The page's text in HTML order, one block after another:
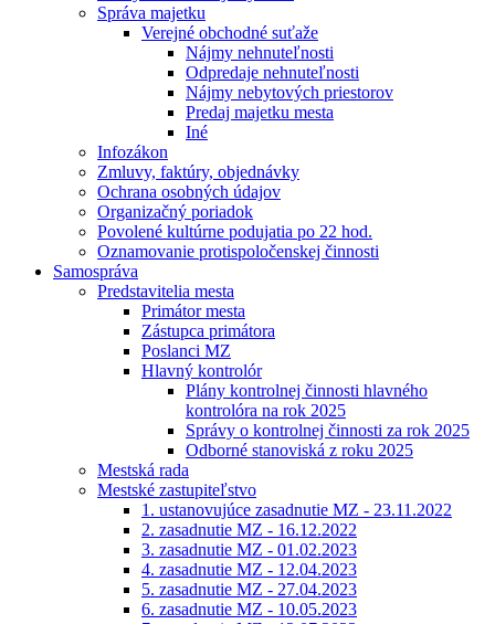
Správa majetku
Verejné obchodné suťaže
Nájmy nehnuteľnosti
Odpredaje nehnuteľnosti
Nájmy nebytových priestorov
Predaj majetku mesta
Iné
Infozákon
Zmluvy, faktúry, objednávky
Ochrana osobných údajov
Organizačný poriadok
Povolené kultúrne podujatia po 22 hod.
Oznamovanie protispoločenskej činnosti
Samospráva
Predstavitelia mesta
Primátor mesta
Zástupca primátora
Poslanci MZ
Hlavný kontrolór
Plány kontrolnej činnosti hlavného
kontrolóra na rok 2025
Správy o kontrolnej činnosti za rok 2025
Odborné stanoviská z roku 2025
Mestská rada
Mestské zastupiteľstvo
1. ustanovujúce zasadnutie MZ - 23.11.2022
2. zasadnutie MZ - 16.12.2022
3. zasadnutie MZ - 01.02.2023
4. zasadnutie MZ - 12.04.2023
5. zasadnutie MZ - 27.04.2023
6. zasadnutie MZ - 10.05.2023